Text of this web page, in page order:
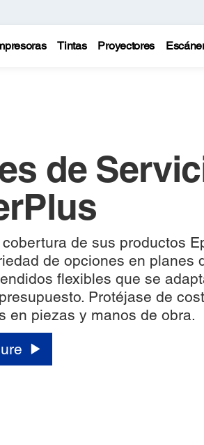
Tintas Proyectores
de
de sus productos
de opciones en planes
flexibles que se
Protéjase de
en piezas y manos de obra.